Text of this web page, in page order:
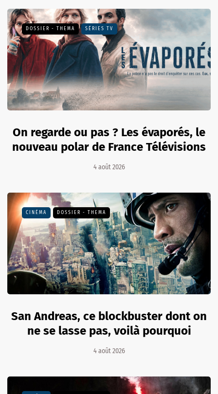
DOSSIER - THEMA SÉRIES TV
On regarde ou pas ? Les évaporés, le
nouveau polar de France Télévisions
4 août 2026
CINÉMA DOSSIER - THEMA
San Andreas, ce blockbuster dont on
ne se lasse pas, voilà pourquoi
4 août 2026